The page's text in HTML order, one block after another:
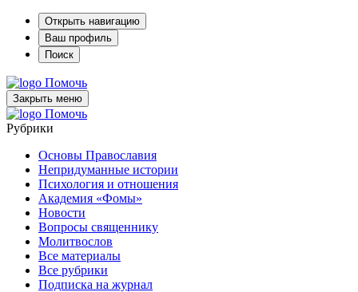
Открыть навигацию
Ваш профиль
Поиск
Помочь
Закрыть меню
Помочь
Рубрики
Основы Православия
Непридуманные истории
Психология и отношения
Академия «Фомы»
Новости
Вопросы священнику
Молитвослов
Все материалы
Все рубрики
Подписка на журнал